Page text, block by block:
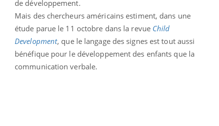
de développement.
Mais des chercheurs américains estiment, dans une
étude parue le 11 octobre dans la revue Child
Development, que le langage des signes est tout aussi
bénéfique pour le développement des enfants que la
communication verbale.